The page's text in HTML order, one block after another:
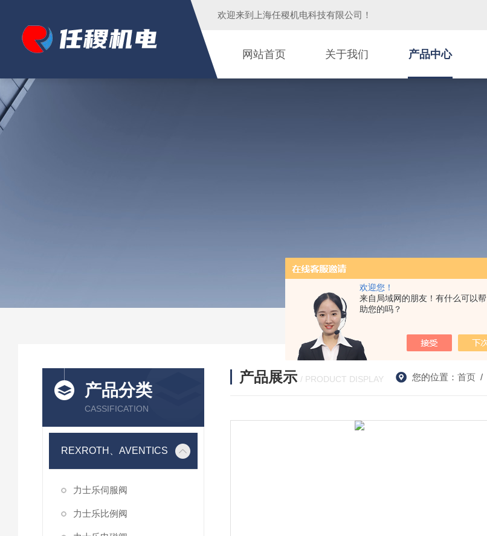
欢迎您！
来自局域网的朋友！有什么可以帮
助您的吗？
欢迎来到 上海任稷机电科技有限公司 ！
网站首页 关于我们 产品中心
产品分类
CASSIFICATION
REXROTH、AVENTICS
力士乐伺服阀
力士乐比例阀
产品展示 / PRODUCT DISPLAY 您的位置： 首页/